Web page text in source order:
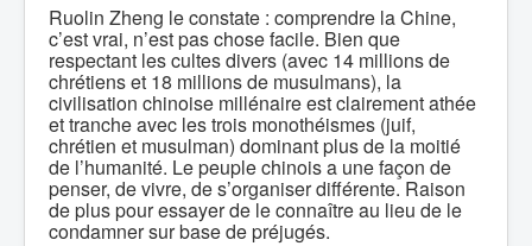
Ruolin Zheng le constate : comprendre la Chine,
c’est vrai, n’est pas chose facile. Bien que
respectant les cultes divers (avec 14 millions de
chrétiens et 18 millions de musulmans), la
civilisation chinoise millénaire est clairement athée
et tranche avec les trois monothéismes (juif,
chrétien et musulman) dominant plus de la moitié
de l’humanité. Le peuple chinois a une façon de
penser, de vivre, de s’organiser différente. Raison
de plus pour essayer de le connaître au lieu de le
condamner sur base de préjugés.